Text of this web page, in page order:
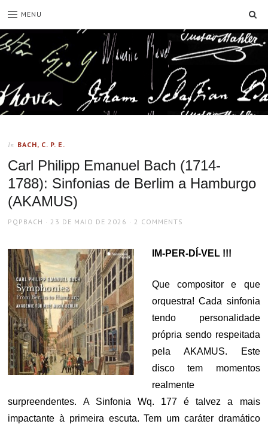
MENU
In BACH, C. P. E.
Carl Philipp Emanuel Bach (1714-
1788): Sinfonias de Berlim a Hamburgo
(AKAMUS)
AUTHOR
PQPBACH
POSTED
23 DE MAIO DE 2026 2 COMMENTS
IM-PER-DÍ-VEL !!!
Que compositor e que
orquestra! Cada sinfonia
tendo personalidade
própria sendo respeitada
pela AKAMUS. Este
disco tem momentos
realmente
surpreendentes. A Sinfonia Wq. 177 é talvez a mais
impactante à primeira escuta. Tem um caráter dramático